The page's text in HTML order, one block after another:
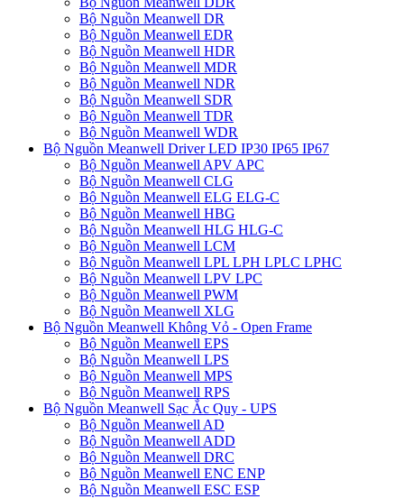
Bộ Nguồn Meanwell DR
Bộ Nguồn Meanwell EDR
Bộ Nguồn Meanwell HDR
Bộ Nguồn Meanwell MDR
Bộ Nguồn Meanwell NDR
Bộ Nguồn Meanwell SDR
Bộ Nguồn Meanwell TDR
Bộ Nguồn Meanwell WDR
Bộ Nguồn Meanwell Driver LED IP30 IP65 IP67
Bộ Nguồn Meanwell APV APC
Bộ Nguồn Meanwell CLG
Bộ Nguồn Meanwell ELG ELG-C
Bộ Nguồn Meanwell HBG
Bộ Nguồn Meanwell HLG HLG-C
Bộ Nguồn Meanwell LCM
Bộ Nguồn Meanwell LPL LPH LPLC LPHC
Bộ Nguồn Meanwell LPV LPC
Bộ Nguồn Meanwell PWM
Bộ Nguồn Meanwell XLG
Bộ Nguồn Meanwell Không Vỏ - Open Frame
Bộ Nguồn Meanwell EPS
Bộ Nguồn Meanwell LPS
Bộ Nguồn Meanwell MPS
Bộ Nguồn Meanwell RPS
Bộ Nguồn Meanwell Sạc Ắc Quy - UPS
Bộ Nguồn Meanwell AD
Bộ Nguồn Meanwell ADD
Bộ Nguồn Meanwell DRC
Bộ Nguồn Meanwell ENC ENP
Bộ Nguồn Meanwell ESC ESP